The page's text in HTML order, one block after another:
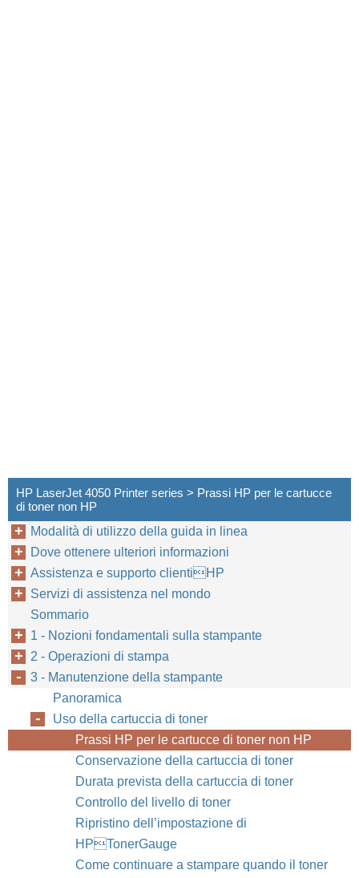
HP LaserJet 4050 Printer series > Prassi HP per le cartucce
di toner non HP
Modalità di utilizzo della guida in linea
Dove ottenere ulteriori informazioni
Assistenza e supporto clientiHP
Servizi di assistenza nel mondo
Sommario
1 - Nozioni fondamentali sulla stampante
2 - Operazioni di stampa
3 - Manutenzione della stampante
Panoramica
Uso della cartuccia di toner
Prassi HP per le cartucce di toner non HP
Conservazione della cartuccia di toner
Durata prevista della cartuccia di toner
Controllo del livello di toner
Ripristino dell’impostazione di
HPTonerGauge
Come continuare a stampare quando il toner